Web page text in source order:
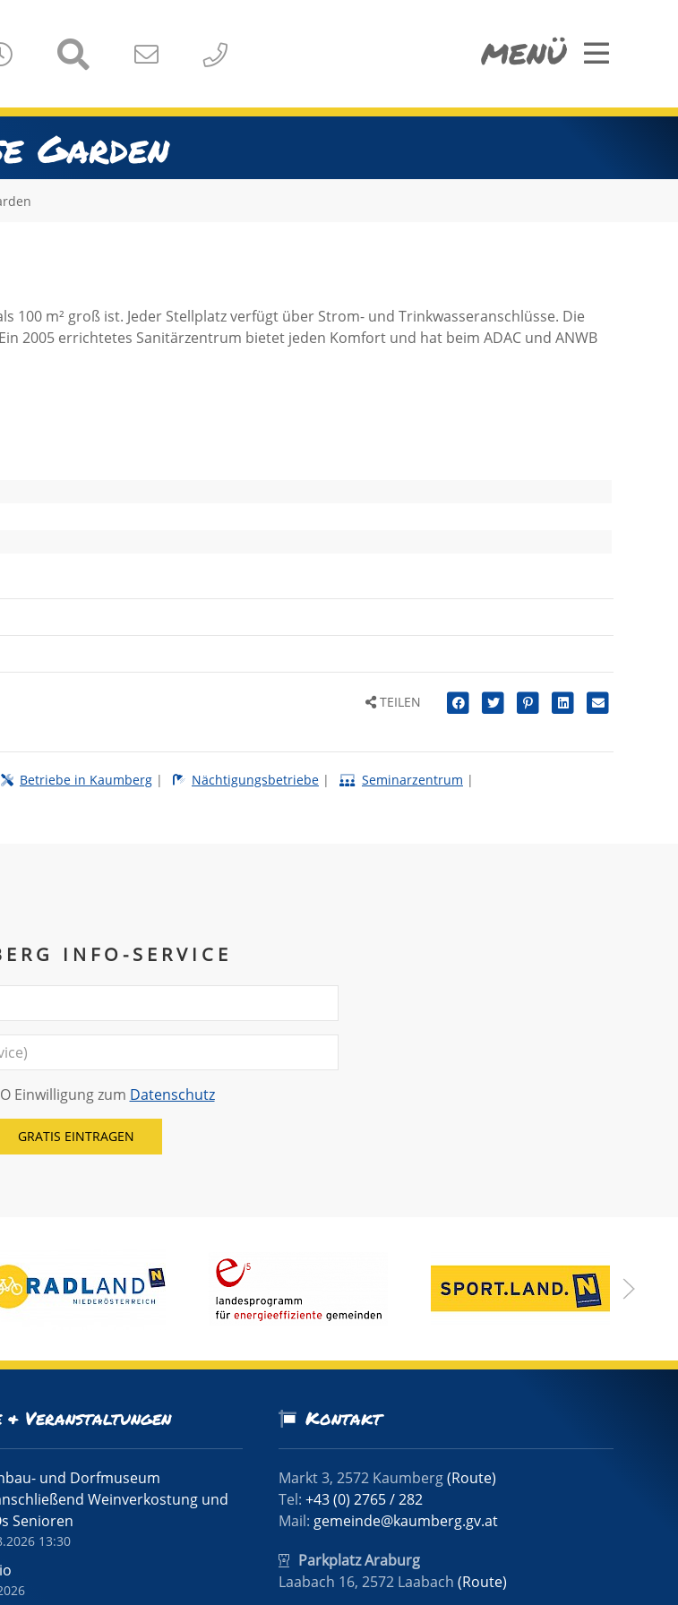
MENÜ
Garden
100 m² groß ist. Jeder Stellplatz verfügt über Strom- und Trinkwasseranschlüsse. Die
2005 errichtetes Sanitärzentrum bietet jeden Komfort und hat beim ADAC und ANWB
TEILEN
Betriebe in Kaumberg | Nächtigungsbetriebe | Seminarzentrum |
INFO-SERVICE
Einwilligung zum Datenschutz
& Veranstaltungen
und Dorfmuseum
Weinverkostung und
Senioren
13:30
Kontakt
Markt 3, 2572 Kaumberg(Route)
Tel:+43 (0) 2765 / 282
Mail: gemeinde@kaumberg.gv.at
Parkplatz Araburg
Laabach 16, 2572 Laabach(Route)